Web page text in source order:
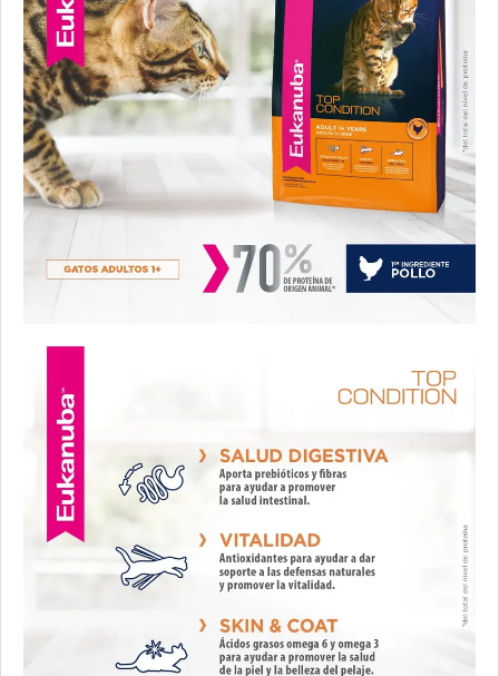
Jaspe Premium Gato Adulto
Kedi Special Care
Keiko Gato Adulto Mix de Pescados
Ken-l Gato Adulto
Kongo Gato Adulto sabor Carne y Pollo
Kongo Gato Adulto sabor Salmón y Atún
Maintenance Criadores Gato Adulto
Maussy Gatos Adultos Mix Pescado
Max Pet Gato Adulto
Maxxium Gato Trucha Patagónica
Montañés Gato Adulto
NutriCare Gato Adulto
Nutribon Plus Gato Adulto
Nutribon XQ Gato Adulto
Nutribon XQ Urinary
Nutrique Urinary Care Cat
Nutrique Young Adult Cat Healthy Maintenance
Old Prince Equilibrium Gato Adulto
Old Prince Equilibrium Gato Adulto Esterilizado